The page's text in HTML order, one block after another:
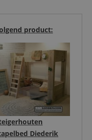
product:
Diederik